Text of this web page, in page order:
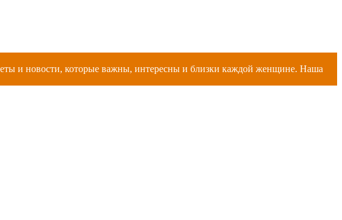
и новости, которые важны, интересны и близки каждой женщине. Наша